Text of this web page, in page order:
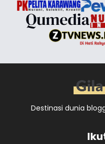
Destinasi dunia